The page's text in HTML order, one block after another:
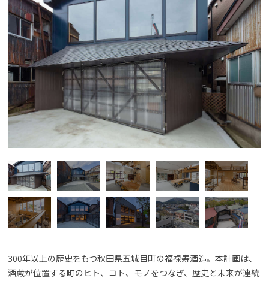
300年以上の歴史をもつ秋田県五城目町の福禄寿酒造。本計画は、
酒蔵が位置する町のヒト、コト、モノをつなぎ、歴史と未来が連続